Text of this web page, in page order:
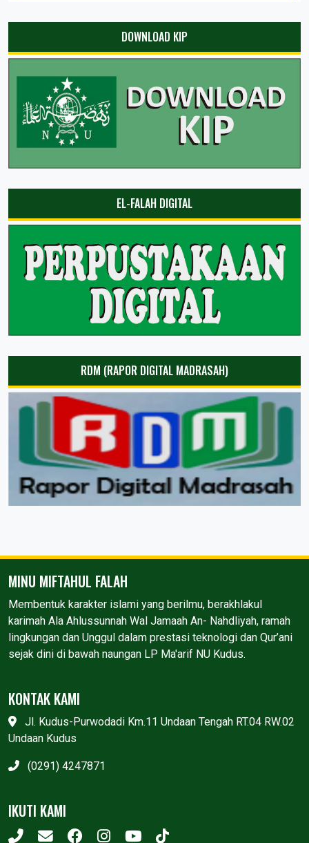
DOWNLOAD KIP
EL-FALAH DIGITAL
RDM (RAPOR DIGITAL MADRASAH)
MINU MIFTAHUL FALAH
Membentuk karakter islami yang berilmu, berakhlakul
karimah Ala Ahlussunnah Wal Jamaah An- Nahdliyah, ramah
lingkungan dan Unggul dalam prestasi teknologi dan Qur’ani
sejak dini di bawah naungan LP Ma'arif NU Kudus.
KONTAK KAMI
Jl. Kudus-Purwodadi Km.11 Undaan Tengah RT.04 RW.02
Undaan Kudus
(0291) 4247871
IKUTI KAMI